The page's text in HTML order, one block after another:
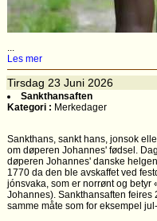
...
Les mer
Tirsdag 23 Juni 2026
Sankthansaften
Kategori : Merkedager
Sankthans, sankt hans, jonsok
om døperen Johannes' fødsel.
døperen Johannes' danske
1770 da den ble avskaffet ved
jónsvaka, som er norrønt og betyr
Johannes). Sankthansaften
samme måte som for eksempel